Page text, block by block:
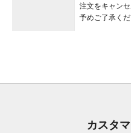
注文をキャン
予めご了承くだ
カスタ